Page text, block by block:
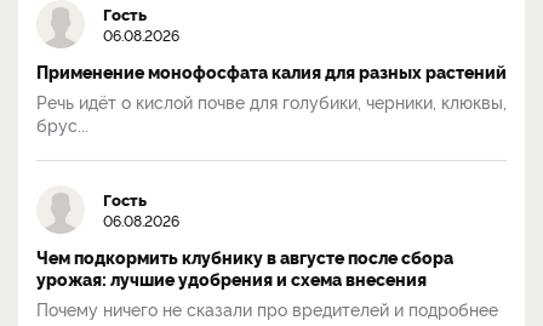
Гость
06.08.2026
Применение монофосфата калия для разных растений
Речь идёт о кислой почве для голубики, черники, клюквы,
брус...
Гость
06.08.2026
Чем подкормить клубнику в августе после сбора
урожая: лучшие удобрения и схема внесения
Почему ничего не сказали про вредителей и подробнее